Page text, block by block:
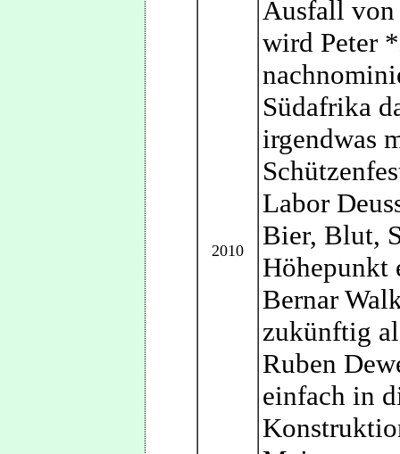
2010
Ausfall von
wird Peter
Südafrika
irgendwas
Labor
Bier, Blut,
Höhepunkt
Bernar
zukünftig
Ruben
einfach in